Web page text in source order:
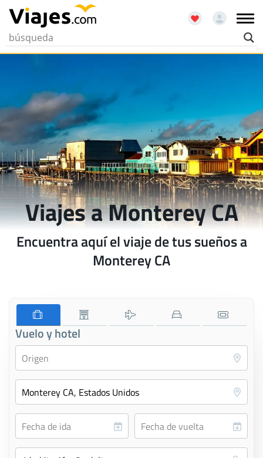
Viajes a Monterey CA
Encuentra aquí el viaje de tus sueños a
Monterey CA
Vuelo y hotel